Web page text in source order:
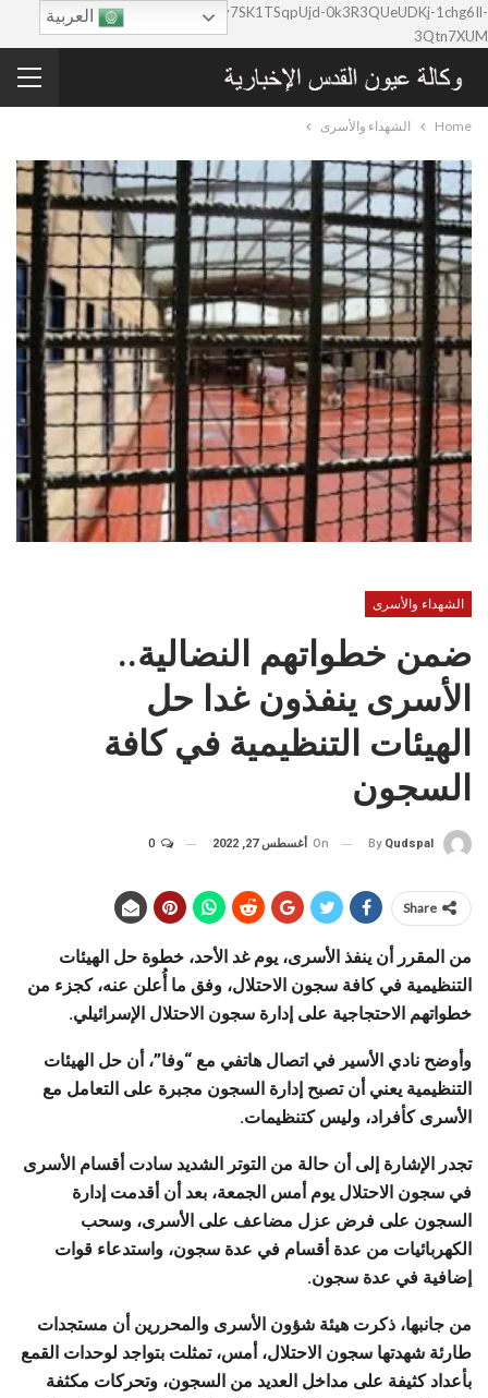
google-site-verification=0y7SK1TSqpUjd-0k3R3QUeUDKj-1chg6Il-
3Qtn7XUM
Home الشهداء والأسرى
الشهداء والأسرى
ضمن خطواتهم النضالية..
الأسرى ينفذون غدا حل
الهيئات التنظيمية في كافة
السجون
By Qudspal
On أغسطس 27, 2022
Share
من المقرر أن ينفذ الأسرى، يوم غد الأحد، خطوة حل الهيئات
التنظيمية في كافة سجون الاحتلال، وفق ما أُعلن عنه، كجزء من
خطواتهم الاحتجاجية على إدارة سجون الاحتلال الإسرائيلي.
وأوضح نادي الأسير في اتصال هاتفي مع “وفا”، أن حل الهيئات
التنظيمية يعني أن تصبح إدارة السجون مجبرة على التعامل مع
الأسرى كأفراد، وليس كتنظيمات.
تجدر الإشارة إلى أن حالة من التوتر الشديد سادت أقسام الأسرى
في سجون الاحتلال يوم أمس الجمعة، بعد أن أقدمت إدارة
السجون على فرض عزل مضاعف على الأسرى، وسحب
الكهربائيات من عدة أقسام في عدة سجون، واستدعاء قوات
إضافية في عدة سجون.
من جانبها، ذكرت هيئة شؤون الأسرى والمحررين أن مستجدات
طارئة شهدتها سجون الاحتلال، أمس، تمثلت بتواجد لوحدات القمع
بأعداد كثيفة على مداخل العديد من السجون، وتحركات مكثفة
العربية